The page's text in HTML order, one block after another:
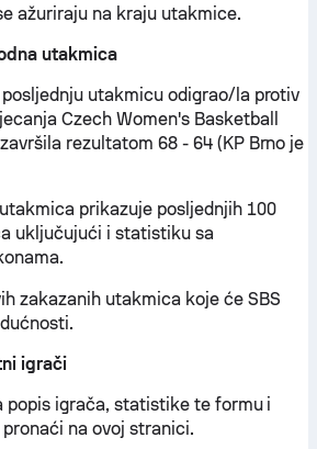
ažuriraju na kraju utakmice.
utakmica
posljednju utakmicu odigrao/la protiv
Czech Women's Basketball
rezultatom 68 - 64 (KP Brno je
prikazuje posljednjih 100
uključujući i statistiku sa
zakazanih utakmica koje će SBS
igrači
popis igrača, statistike te formu i
na ovoj stranici.